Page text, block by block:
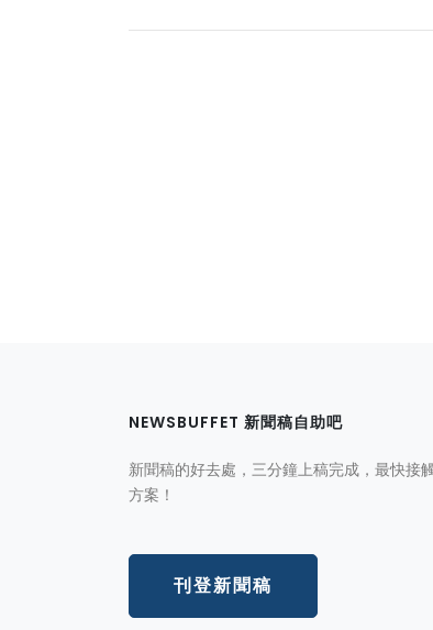
NEWSBUFFET 新聞稿自助吧
新聞稿的好去處，三分鐘上稿完成，最快接
方案！
刊登新聞稿